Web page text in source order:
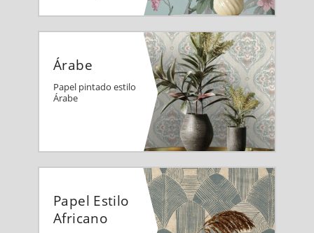
Árabe
Papel pintado estilo
Árabe
Papel Estilo
Africano